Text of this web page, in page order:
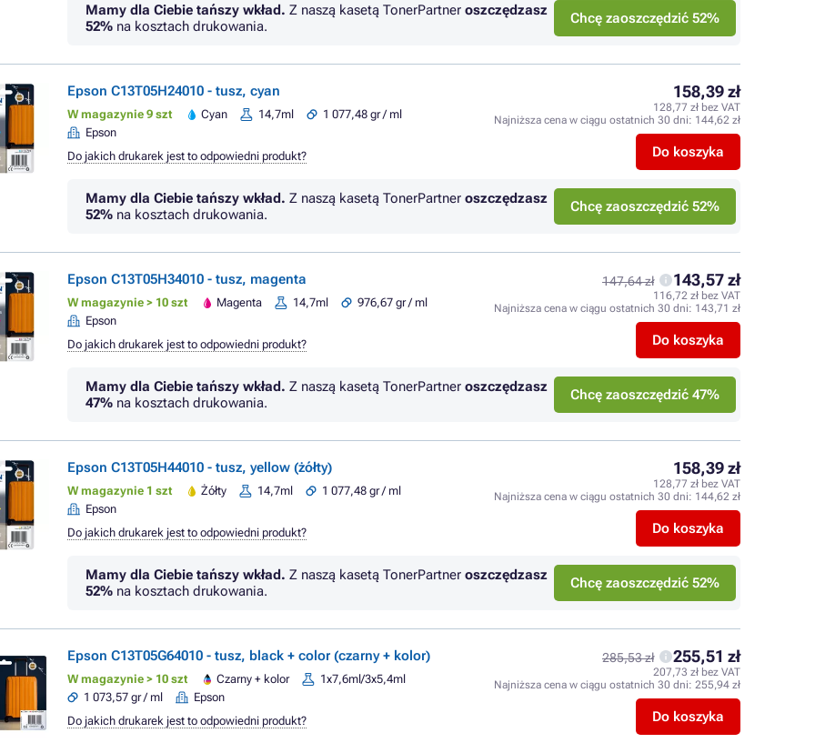
Mamy dla Ciebie tańszy wkład. Z naszą kasetą TonerPartner oszczędzasz
52% na kosztach drukowania. Chcę zaoszczędzić 52%
Epson C13T05H24010 - tusz, cyan
W magazynie 9 szt Cyan 14,7ml
1 077,48 gr / ml
Epson
158,39 zł
128,77 zł bez VAT
Najniższa cena w ciągu ostatnich 30 dni: 144,62 zł
Do koszyka
Do jakich drukarek jest to odpowiedni produkt?
Mamy dla Ciebie tańszy wkład. Z naszą kasetą TonerPartner oszczędzasz
52% na kosztach drukowania. Chcę zaoszczędzić 52%
Epson C13T05H34010 - tusz, magenta
W magazynie > 10 szt Magenta 14,7ml
976,67 gr / ml
Epson
147,64 zł 143,57 zł
116,72 zł bez VAT
Najniższa cena w ciągu ostatnich 30 dni: 143,71 zł
Do koszyka
Do jakich drukarek jest to odpowiedni produkt?
Mamy dla Ciebie tańszy wkład. Z naszą kasetą TonerPartner oszczędzasz
47% na kosztach drukowania. Chcę zaoszczędzić 47%
Epson C13T05H44010 - tusz, yellow (żółty)
W magazynie 1 szt Żółty 14,7ml
1 077,48 gr / ml
Epson
158,39 zł
128,77 zł bez VAT
Najniższa cena w ciągu ostatnich 30 dni: 144,62 zł
Do koszyka
Do jakich drukarek jest to odpowiedni produkt?
Mamy dla Ciebie tańszy wkład. Z naszą kasetą TonerPartner oszczędzasz
52% na kosztach drukowania. Chcę zaoszczędzić 52%
Epson C13T05G64010 - tusz, black + color (czarny + kolor)
W magazynie > 10 szt Czarny + kolor
1x7,6ml/3x5,4ml
1 073,57 gr / ml
Epson
285,53 zł 255,51 zł
207,73 zł bez VAT
Najniższa cena w ciągu ostatnich 30 dni: 255,94 zł
Do koszyka
Do jakich drukarek jest to odpowiedni produkt?